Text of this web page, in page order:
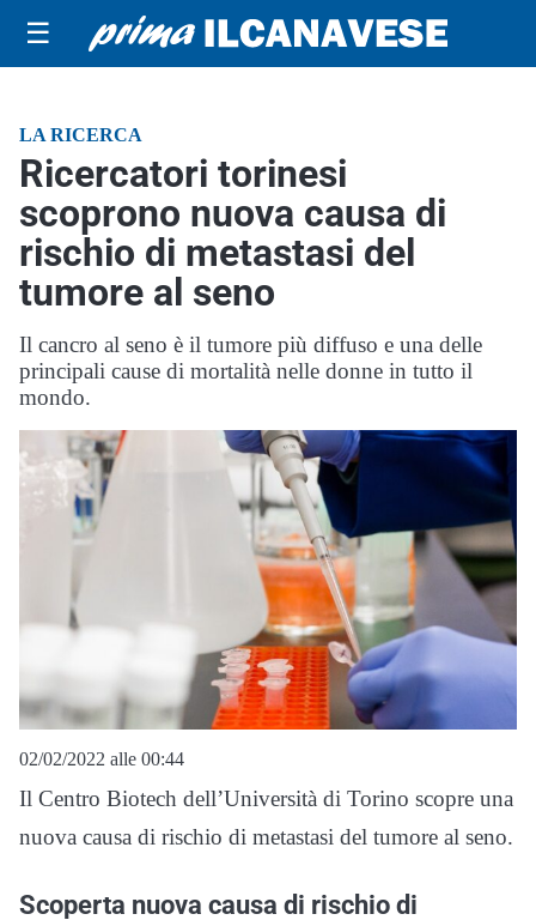
☰
LA RICERCA
Ricercatori torinesi
scoprono nuova causa di
rischio di metastasi del
tumore al seno
Il cancro al seno è il tumore più diffuso e una delle
principali cause di mortalità nelle donne in tutto il
mondo.
02/02/2022 alle 00:44
Il Centro Biotech dell’Università di Torino scopre una
nuova causa di rischio di metastasi del tumore al seno.
Scoperta nuova causa di rischio di